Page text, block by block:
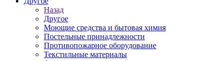
Назад
Другое
Моющие средства и бытовая химия
Постельные принадлежности
Противопожарное оборудование
Текстильные материалы